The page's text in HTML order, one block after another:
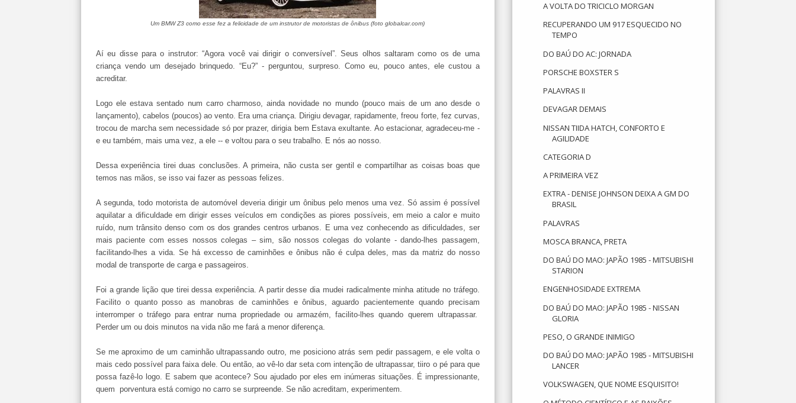
Um BMW Z3 como esse fez a felicidade de um instrutor de motoristas de ônibus (foto globalcar.com)
Aí eu disse para o instrutor: “Agora você vai dirigir o conversível”. Seus olhos saltaram como os de uma
criança vendo um desejado brinquedo. “Eu?” - perguntou, surpreso. Como eu, pouco antes, ele custou a
acreditar.
Logo ele estava sentado num carro charmoso, ainda novidade no mundo (pouco mais de um ano desde o
lançamento), cabelos (poucos) ao vento. Era uma criança. Dirigiu devagar, rapidamente, freou forte, fez curvas,
trocou de marcha sem necessidade só por prazer, dirigia bem Estava exultante. Ao estacionar, agradeceu-me -
e eu também, mais uma vez, a ele -- e voltou para o seu trabalho. E nós ao nosso.
Dessa experiência tirei duas conclusões. A primeira, não custa ser gentil e compartilhar as coisas boas que
temos nas mãos, se isso vai fazer as pessoas felizes.
A segunda, todo motorista de automóvel deveria dirigir um ônibus pelo menos uma vez. Só assim é possível
aquilatar a dificuldade em dirigir esses veículos em condições as piores possíveis, em meio a calor e muito
ruído, num trânsito denso com os dos grandes centros urbanos. E uma vez conhecendo as dificuldades, ser
mais paciente com esses nossos colegas – sim, são nossos colegas do volante - dando-lhes passagem,
facilitando-lhes a vida. Se há excesso de caminhões e ônibus não é culpa deles, mas da matriz do nosso
modal de transporte de carga e passageiros.
Foi a grande lição que tirei dessa experiência. A partir desse dia mudei radicalmente minha atitude no tráfego.
Facilito o quanto posso as manobras de caminhões e ônibus, aguardo pacientemente quando precisam
interromper o tráfego para entrar numa propriedade ou armazém, facilito-lhes quando querem ultrapassar.
Perder um ou dois minutos na vida não me fará a menor diferença.
Se me aproximo de um caminhão ultrapassando outro, me posiciono atrás sem pedir passagem, e ele volta o
mais cedo possível para faixa dele. Ou então, ao vê-lo dar seta com intenção de ultrapassar, tiiro o pé para que
possa fazê-lo logo. E sabem que acontece? Sou ajudado por eles em inúmeras situações. É impressionante,
quem porventura está comigo no carro se surpreende. Se não acreditam, experimentem.
A VOLTA DO TRICICLO MORGAN
RECUPERANDO UM 917 ESQUECIDO NO
TEMPO
DO BAÚ DO AC: JORNADA
PORSCHE BOXSTER S
PALAVRAS II
DEVAGAR DEMAIS
NISSAN TIIDA HATCH, CONFORTO E
AGILIDADE
CATEGORIA D
A PRIMEIRA VEZ
EXTRA - DENISE JOHNSON DEIXA A GM DO
BRASIL
PALAVRAS
MOSCA BRANCA, PRETA
DO BAÚ DO MAO: JAPÃO 1985 - MITSUBISHI
STARION
ENGENHOSIDADE EXTREMA
DO BAÚ DO MAO: JAPÃO 1985 - NISSAN
GLORIA
PESO, O GRANDE INIMIGO
DO BAÚ DO MAO: JAPÃO 1985 - MITSUBISHI
LANCER
VOLKSWAGEN, QUE NOME ESQUISITO!